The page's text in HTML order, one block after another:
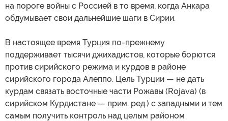
на пороге войны с Россией в то время, когда Анкара
обдумывает свои дальнейшие шаги в Сирии.
В настоящее время Турция по-прежнему
поддерживает тысячи джихадистов, которые борются
против сирийского режима и курдов в районе
сирийского города Алеппо. Цель Турции — не дать
курдам связать восточные части Рожавы (Rojava) (в
сирийском Курдистане — прим. ред.) с западными и тем
самым получить контроль над целым районом